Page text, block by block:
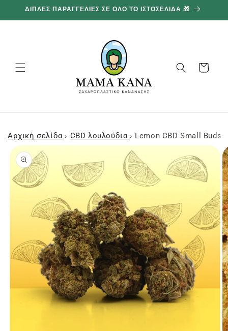
προχωρήστε
στο
ΔΙΠΛΕΣ ΠΑΡΑΓΓΕΛΙΕΣ ΣΕ ΟΛΟ ΤΟ ΙΣΤΟΣΕΛΙΔΑ 🎁
Καλάθι
Αρχική σελίδα › CBD λουλούδια › Lemon CBD Small Buds
Μεταβείτε
στις
πληροφορίες
προϊόντος